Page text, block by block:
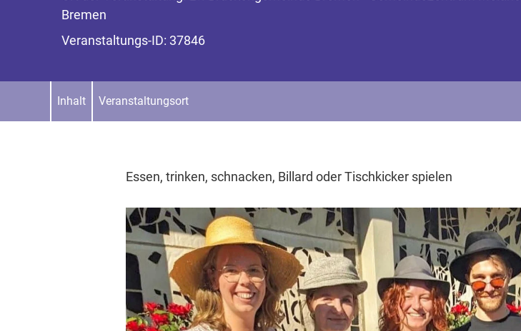
Bremen
Veranstaltungs-ID: 37846
Inhalt Veranstaltungsort
Essen, trinken, schnacken, Billard oder Tischkicker spielen